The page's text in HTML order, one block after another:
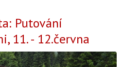
Putování
11. - 12.června